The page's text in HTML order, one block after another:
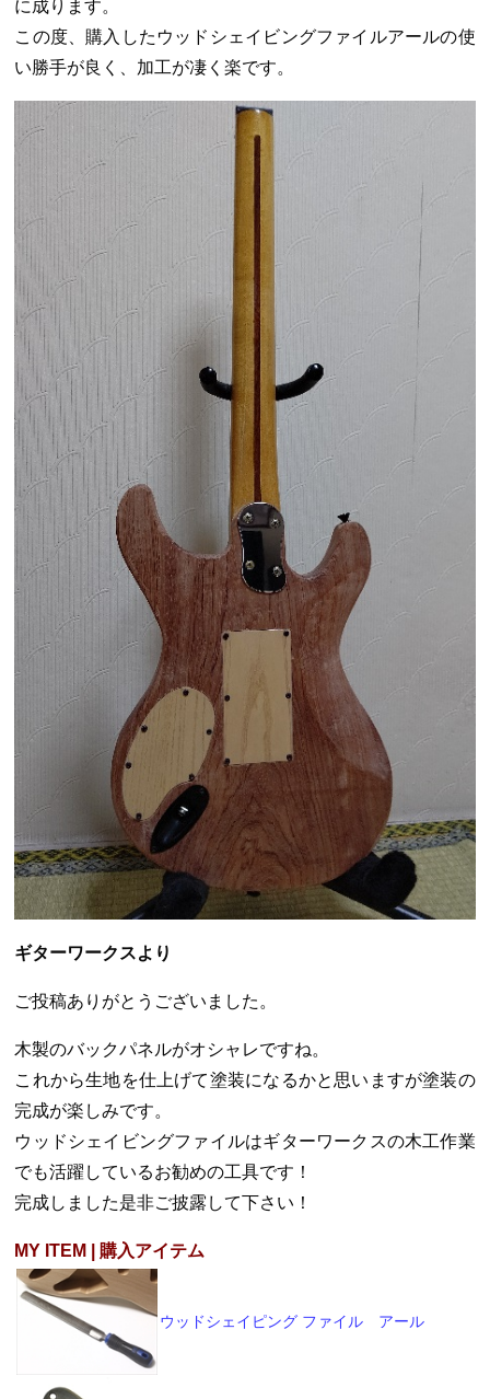
に成ります。
この度、購入したウッドシェイビングファイルアールの使
い勝手が良く、加工が凄く楽です。
ギターワークスより
ご投稿ありがとうございました。
木製のバックパネルがオシャレですね。
これから生地を仕上げて塗装になるかと思いますが塗装の
完成が楽しみです。
ウッドシェイビングファイルはギターワークスの木工作業
でも活躍しているお勧めの工具です！
完成しました是非ご披露して下さい！
MY ITEM | 購入アイテム
ウッドシェイピング ファイル アール